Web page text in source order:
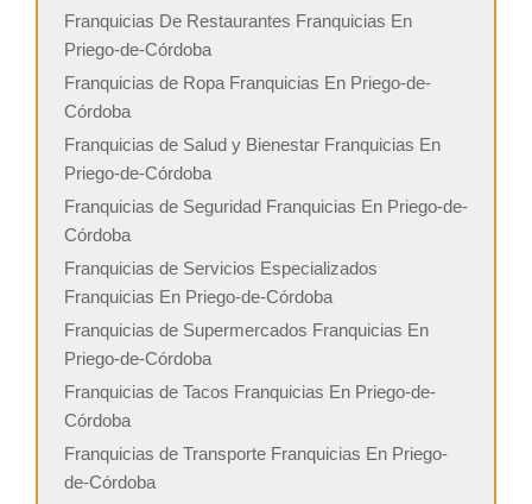
Franquicias De Restaurantes Franquicias En
Priego-de-Córdoba
Franquicias de Ropa Franquicias En Priego-de-
Córdoba
Franquicias de Salud y Bienestar Franquicias En
Priego-de-Córdoba
Franquicias de Seguridad Franquicias En Priego-de-
Córdoba
Franquicias de Servicios Especializados
Franquicias En Priego-de-Córdoba
Franquicias de Supermercados Franquicias En
Priego-de-Córdoba
Franquicias de Tacos Franquicias En Priego-de-
Córdoba
Franquicias de Transporte Franquicias En Priego-
de-Córdoba